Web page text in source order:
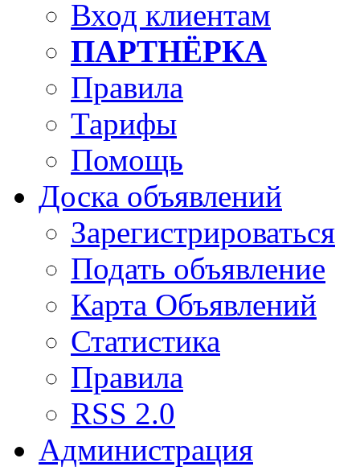
Вход клиентам
ПАРТНЁРКА
Правила
Тарифы
Помощь
Доска объявлений
Зарегистрироваться
Подать объявление
Карта Объявлений
Статистика
Правила
RSS 2.0
Администрация